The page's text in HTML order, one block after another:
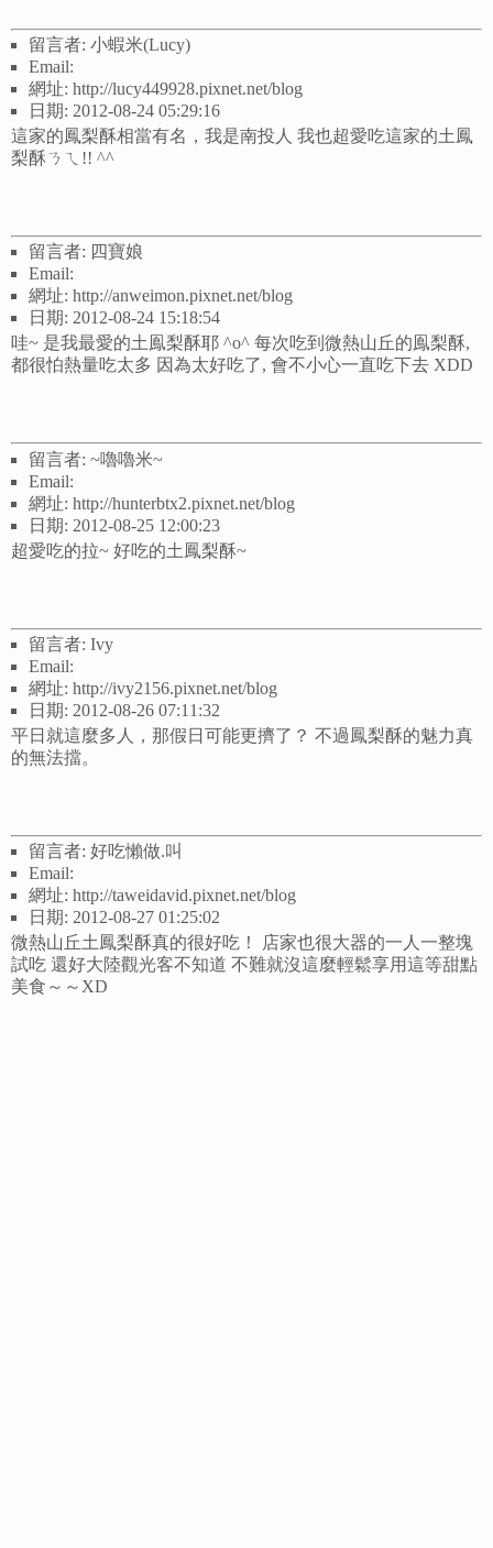
留言者: 小蝦米(Lucy)
Email:
網址: http://lucy449928.pixnet.net/blog
日期: 2012-08-24 05:29:16
這家的鳳梨酥相當有名，我是南投人 我也超愛吃這家的土鳳
梨酥ㄋㄟ!! ^^
留言者: 四寶娘
Email:
網址: http://anweimon.pixnet.net/blog
日期: 2012-08-24 15:18:54
哇~ 是我最愛的土鳯梨酥耶 ^o^ 每次吃到微熱山丘的鳯梨酥,
都很怕熱量吃太多 因為太好吃了, 會不小心一直吃下去 XDD
留言者: ~嚕嚕米~
Email:
網址: http://hunterbtx2.pixnet.net/blog
日期: 2012-08-25 12:00:23
超愛吃的拉~ 好吃的土鳳梨酥~
留言者: Ivy
Email:
網址: http://ivy2156.pixnet.net/blog
日期: 2012-08-26 07:11:32
平日就這麼多人，那假日可能更擠了？ 不過鳳梨酥的魅力真
的無法擋。
留言者: 好吃懶做.叫
Email:
網址: http://taweidavid.pixnet.net/blog
日期: 2012-08-27 01:25:02
微熱山丘土鳳梨酥真的很好吃！ 店家也很大器的一人一整塊
試吃 還好大陸觀光客不知道 不難就沒這麼輕鬆享用這等甜點
美食～～XD